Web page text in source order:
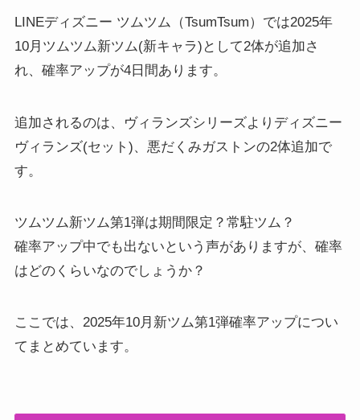
LINEディズニー ツムツム（TsumTsum）では2025年
10月ツムツム新ツム(新キャラ)として2体が追加さ
れ、確率アップが4日間あります。
追加されるのは、ヴィランズシリーズよりディズニー
ヴィランズ(セット)、悪だくみガストンの2体追加で
す。
ツムツム新ツム第1弾は期間限定？常駐ツム？
確率アップ中でも出ないという声がありますが、確率
はどのくらいなのでしょうか？
ここでは、2025年10月新ツム第1弾確率アップについ
てまとめています。